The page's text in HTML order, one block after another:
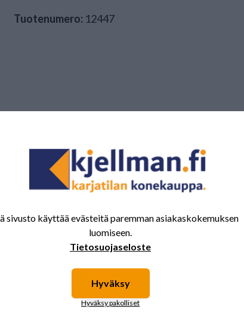
Tuotenumero: 12447
sivusto käyttää evästeitä paremman asiakaskokemuksen
luomiseen.
Tietosuojaseloste
Hyväksy
Hyväksy pakolliset